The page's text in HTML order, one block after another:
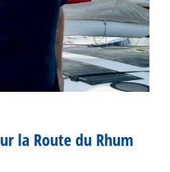
la Route du Rhum